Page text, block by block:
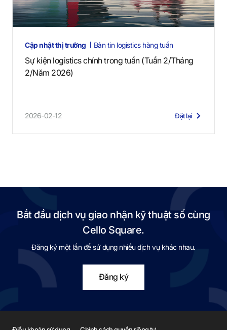
Cập nhật thị trường Bản tin logistics hàng tuần
Sự kiện logistics chính trong tuần (Tuần 2/Tháng
2/Năm 2026)
2026-02-12 Đặt lại
Bắt đầu dịch vụ giao nhận kỹ thuật số cùng
Cello Square.
Đăng ký một lần để sử dụng nhiều dịch vụ khác nhau.
Đăng ký